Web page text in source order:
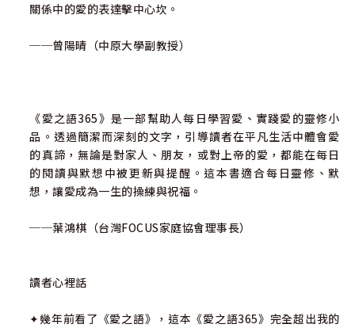
關係中的愛的表達擊中心坎。
──曾陽晴（中原大學副教授）
《愛之語365》是一部幫助人每日學習愛、實踐愛的靈修小
品。透過簡潔而深刻的文字，引導讀者在平凡生活中體會愛
的真諦，無論是對家人、朋友，或對上帝的愛，都能在每日
的閱讀與默想中被更新與提醒。這本書適合每日靈修、默
想，讓愛成為一生的操練與祝福。
──葉鴻棋（台灣FOCUS家庭協會理事長）
讀者心裡話
✦幾年前看了《愛之語》，這本《愛之語365》完全超出我的